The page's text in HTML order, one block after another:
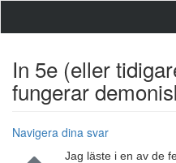
In 5e (eller
fungerar
Navigera dina svar
Jag läste i en av de